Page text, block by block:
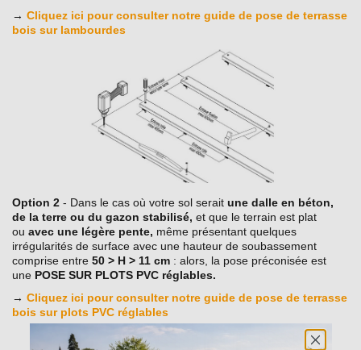
→ Cliquez ici pour consulter notre guide de pose de terrasse
bois sur lambourdes
Option 2 - Dans le cas où votre sol serait une dalle en béton,
de la terre ou du gazon stabilisé, et que le terrain est plat
ou avec une légère pente, même présentant quelques
irrégularités de surface avec une hauteur de soubassement
comprise entre 50 > H > 11 cm : alors, la pose préconisée est
une POSE SUR PLOTS PVC réglables.
→ Cliquez ici pour consulter notre guide de pose de terrasse
bois sur plots PVC réglables